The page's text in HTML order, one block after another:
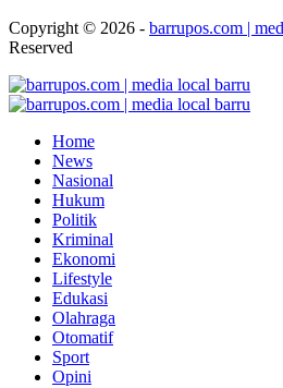
Copyright © 2026 - barrupos.com |
Reserved
Home
News
Nasional
Hukum
Politik
Kriminal
Ekonomi
Lifestyle
Edukasi
Olahraga
Otomatif
Sport
Opini